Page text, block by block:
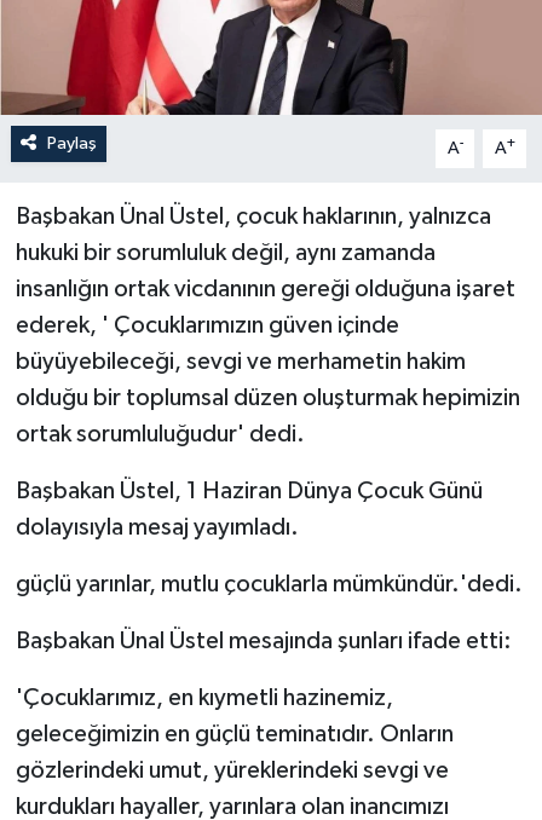
Paylaş A- A+
Başbakan Ünal Üstel, çocuk haklarının, yalnızca
hukuki bir sorumluluk değil, aynı zamanda
insanlığın ortak vicdanının gereği olduğuna işaret
ederek, ' Çocuklarımızın güven içinde
büyüyebileceği, sevgi ve merhametin hakim
olduğu bir toplumsal düzen oluşturmak hepimizin
ortak sorumluluğudur' dedi.
Başbakan Üstel, 1 Haziran Dünya Çocuk Günü
dolayısıyla mesaj yayımladı.
güçlü yarınlar, mutlu çocuklarla mümkündür.'dedi.
Başbakan Ünal Üstel mesajında şunları ifade etti:
'Çocuklarımız, en kıymetli hazinemiz,
geleceğimizin en güçlü teminatıdır. Onların
gözlerindeki umut, yüreklerindeki sevgi ve
kurdukları hayaller, yarınlara olan inancımızı